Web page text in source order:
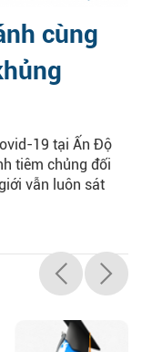
cùng
19 tại Ấn Độ
tiêm chủng đối
vẫn luôn sát